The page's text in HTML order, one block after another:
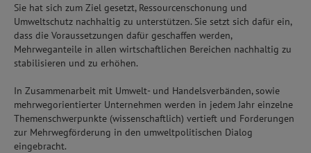
Sie hat sich zum Ziel gesetzt, Ressourcenschonung und
Umweltschutz nachhaltig zu unterstützen. Sie setzt sich dafür ein,
dass die Voraussetzungen dafür geschaffen werden,
Mehrweganteile in allen wirtschaftlichen Bereichen nachhaltig zu
stabilisieren und zu erhöhen.
In Zusammenarbeit mit Umwelt- und Handelsverbänden, sowie
mehrwegorientierter Unternehmen werden in jedem Jahr einzelne
Themenschwerpunkte (wissenschaftlich) vertieft und Forderungen
zur Mehrwegförderung in den umweltpolitischen Dialog
eingebracht.